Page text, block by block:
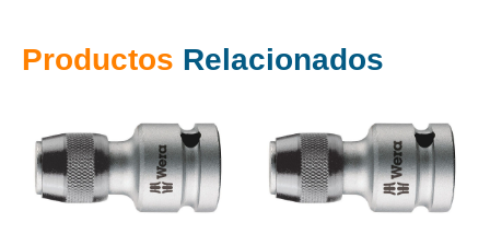
Productos Relacionados